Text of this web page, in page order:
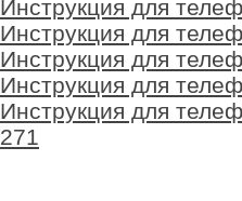
Инструкция для
Инструкция для
Инструкция для
Инструкция для
Инструкция для
271